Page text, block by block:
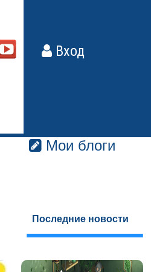
Вход
Мои блоги
Последние новости